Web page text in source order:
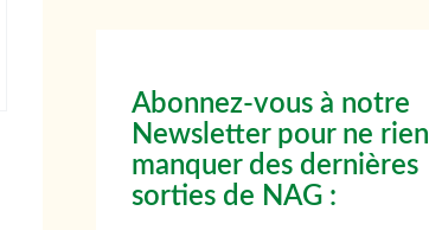
Abonnez-vous à notre
Newsletter pour ne rien
manquer des dernières
sorties de NAG :